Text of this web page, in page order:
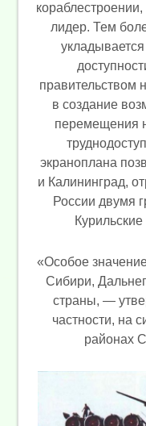
лидер. Тем
правительством
в создание
перемещения
экраноплана
и Калининград,
России двумя
«Особое
Сибири,
страны, —
частности, на
районах